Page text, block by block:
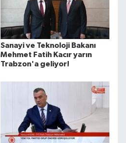
Sanayi ve Teknoloji Bakanı
Mehmet Fatih Kacır yarın
Trabzon'a geliyor!